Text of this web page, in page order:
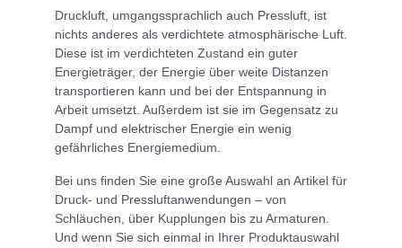
Druckluft, umgangssprachlich auch Pressluft, ist
nichts anderes als verdichtete atmosphärische Luft.
Diese ist im verdichteten Zustand ein guter
Energieträger, der Energie über weite Distanzen
transportieren kann und bei der Entspannung in
Arbeit umsetzt. Außerdem ist sie im Gegensatz zu
Dampf und elektrischer Energie ein wenig
gefährliches Energiemedium.
Bei uns finden Sie eine große Auswahl an Artikel für
Druck- und Pressluftanwendungen – von
Schläuchen, über Kupplungen bis zu Armaturen.
Und wenn Sie sich einmal in Ihrer Produktauswahl